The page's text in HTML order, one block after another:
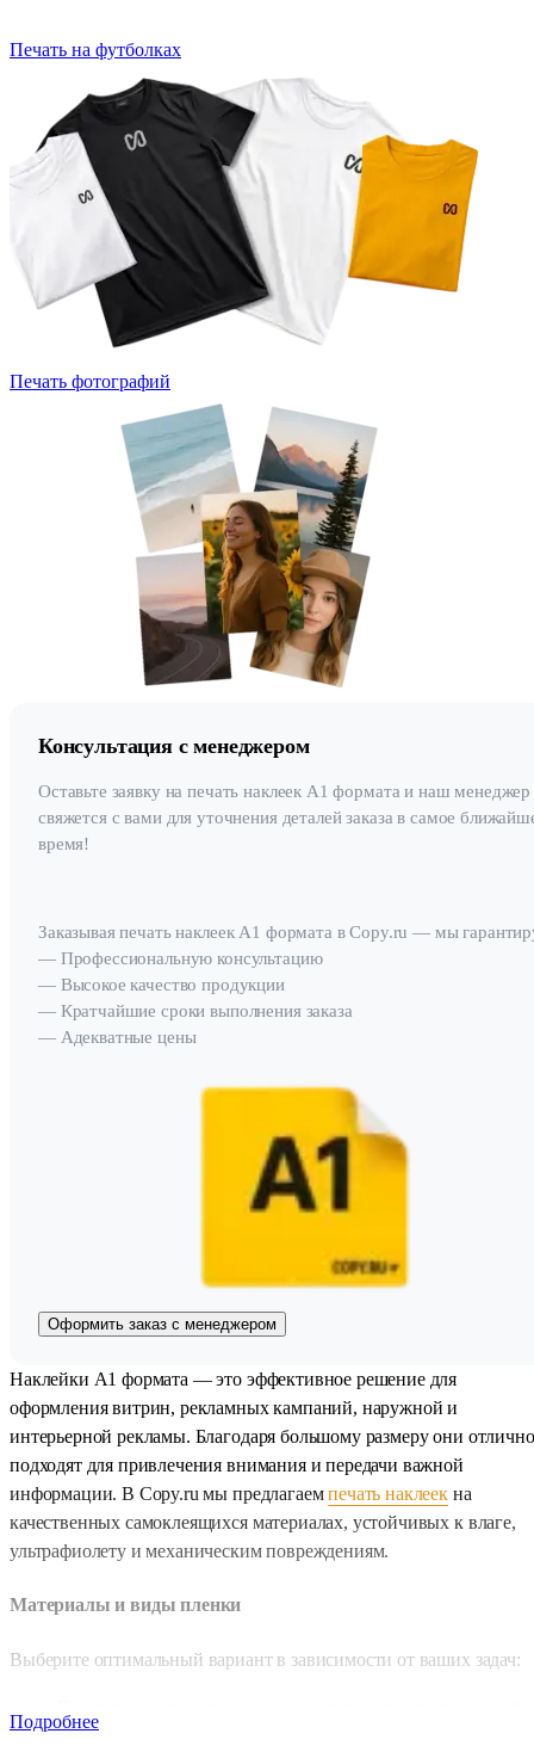
Печать на футболках
Печать фотографий
Консультация с менеджером
Оставьте заявку на печать наклеек А1 формата и наш менеджер
свяжется с вами для уточнения деталей заказа в самое
время!
Заказывая печать наклеек А1 формата в Copy.ru — мы
— Профессиональную консультацию
— Высокое качество продукции
— Кратчайшие сроки выполнения заказа
— Адекватные цены
Оформить заказ с менеджером
Наклейки A1 формата — это эффективное решение для
оформления витрин, рекламных кампаний, наружной и
интерьерной рекламы. Благодаря большому размеру они отлично
подходят для привлечения внимания и передачи важной
информации. В Copy.ru мы предлагаемпечать наклеек на
качественных самоклеящихся материалах, устойчивых к влаге,
ультрафиолету и механическим повреждениям.
Материалы и виды пленки
Выберите оптимальный вариант в зависимости от ваших задач:
для ярких рекламных решений или строгого оформления.
Подробнее